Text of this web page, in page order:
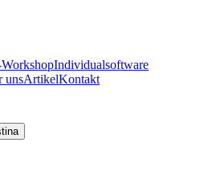
Individualsoftware
unsArtikelKontakt